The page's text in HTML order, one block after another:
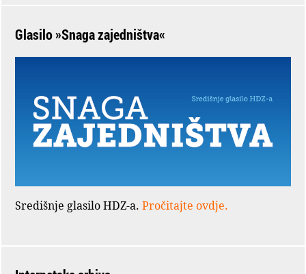
Glasilo »Snaga zajedništva«
Središnje glasilo HDZ-a. Pročitajte ovdje.